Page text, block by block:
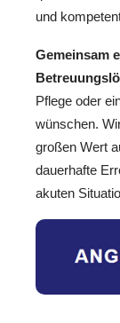
und
Gemeinsam
Pflege oder
wünschen.
großen Wert
dauerhafte
akuten